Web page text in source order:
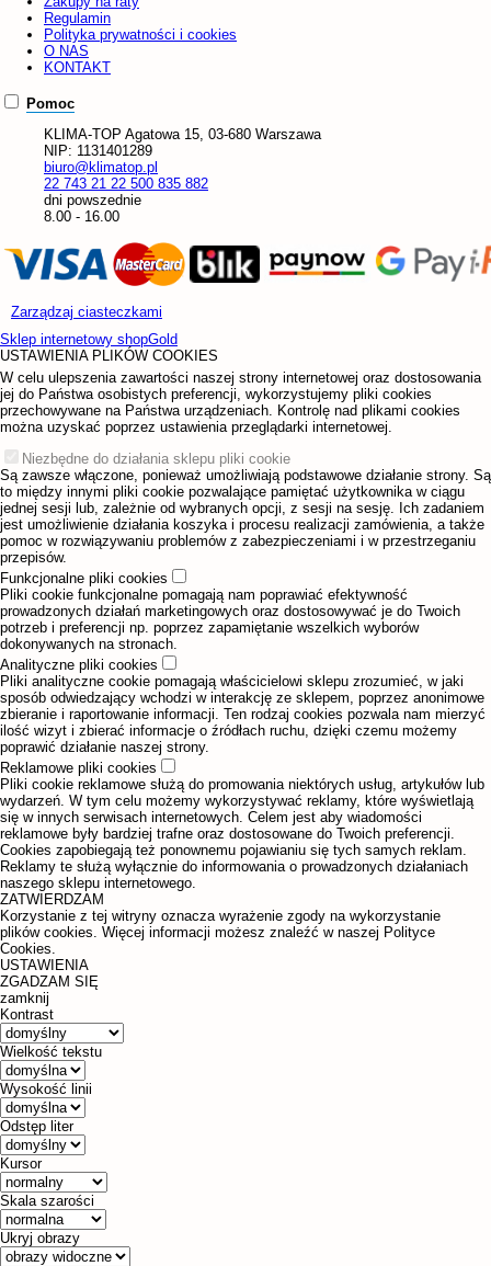
Regulamin
Polityka prywatności i cookies
O NAS
KONTAKT
Pomoc
KLIMA-TOP Agatowa 15, 03-680 Warszawa
NIP: 1131401289
biuro@klimatop.pl
22 743 21 22 500 835 882
dni powszednie
8.00 - 16.00
Zarządzaj ciasteczkami
Sklep internetowy shopGold
USTAWIENIA PLIKÓW COOKIES
W celu ulepszenia zawartości naszej strony internetowej oraz dostosowania
jej do Państwa osobistych preferencji, wykorzystujemy pliki cookies
przechowywane na Państwa urządzeniach. Kontrolę nad plikami cookies
można uzyskać poprzez ustawienia przeglądarki internetowej.
Niezbędne do działania sklepu pliki cookie
Są zawsze włączone, ponieważ umożliwiają podstawowe działanie strony. Są
to między innymi pliki cookie pozwalające pamiętać użytkownika w ciągu
jednej sesji lub, zależnie od wybranych opcji, z sesji na sesję. Ich zadaniem
jest umożliwienie działania koszyka i procesu realizacji zamówienia, a także
pomoc w rozwiązywaniu problemów z zabezpieczeniami i w przestrzeganiu
przepisów.
Funkcjonalne pliki cookies
Pliki cookie funkcjonalne pomagają nam poprawiać efektywność
prowadzonych działań marketingowych oraz dostosowywać je do Twoich
potrzeb i preferencji np. poprzez zapamiętanie wszelkich wyborów
dokonywanych na stronach.
Analityczne pliki cookies
Pliki analityczne cookie pomagają właścicielowi sklepu zrozumieć, w jaki
sposób odwiedzający wchodzi w interakcję ze sklepem, poprzez anonimowe
zbieranie i raportowanie informacji. Ten rodzaj cookies pozwala nam mierzyć
ilość wizyt i zbierać informacje o źródłach ruchu, dzięki czemu możemy
poprawić działanie naszej strony.
Reklamowe pliki cookies
Pliki cookie reklamowe służą do promowania niektórych usług, artykułów lub
wydarzeń. W tym celu możemy wykorzystywać reklamy, które wyświetlają
się w innych serwisach internetowych. Celem jest aby wiadomości
reklamowe były bardziej trafne oraz dostosowane do Twoich preferencji.
Cookies zapobiegają też ponownemu pojawianiu się tych samych reklam.
Reklamy te służą wyłącznie do informowania o prowadzonych działaniach
naszego sklepu internetowego.
ZATWIERDZAM
Korzystanie z tej witryny oznacza wyrażenie zgody na wykorzystanie
plików cookies. Więcej informacji możesz znaleźć w naszej Polityce
Cookies.
USTAWIENIA
ZGADZAM SIĘ
zamknij
Kontrast
Wielkość tekstu
Wysokość linii
Odstęp liter
Kursor
Skala szarości
Ukryj obrazy